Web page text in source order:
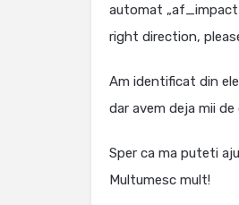
automat
right direction,
Am identificat din
dar avem deja mii
Sper ca ma puteti
Multumesc mult!